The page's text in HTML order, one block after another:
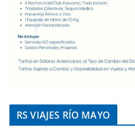
RS VIAJES RÍO MAYO